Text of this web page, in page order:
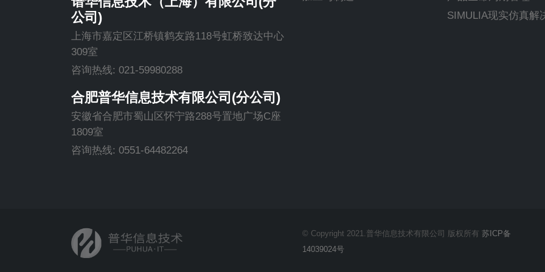
公司)
上海市嘉定区江桥镇鹤友路118号虹桥致达中心
309室
咨询热线: 021-59980288
合肥普华信息技术有限公司(分公司)
安徽省合肥市蜀山区怀宁路288号置地广场C座
1809室
咨询热线: 0551-64482264
SIMULIA现实仿真解
© Copyright 2021.普华信息技术有限公司 版权所有 苏ICP备
14039024号